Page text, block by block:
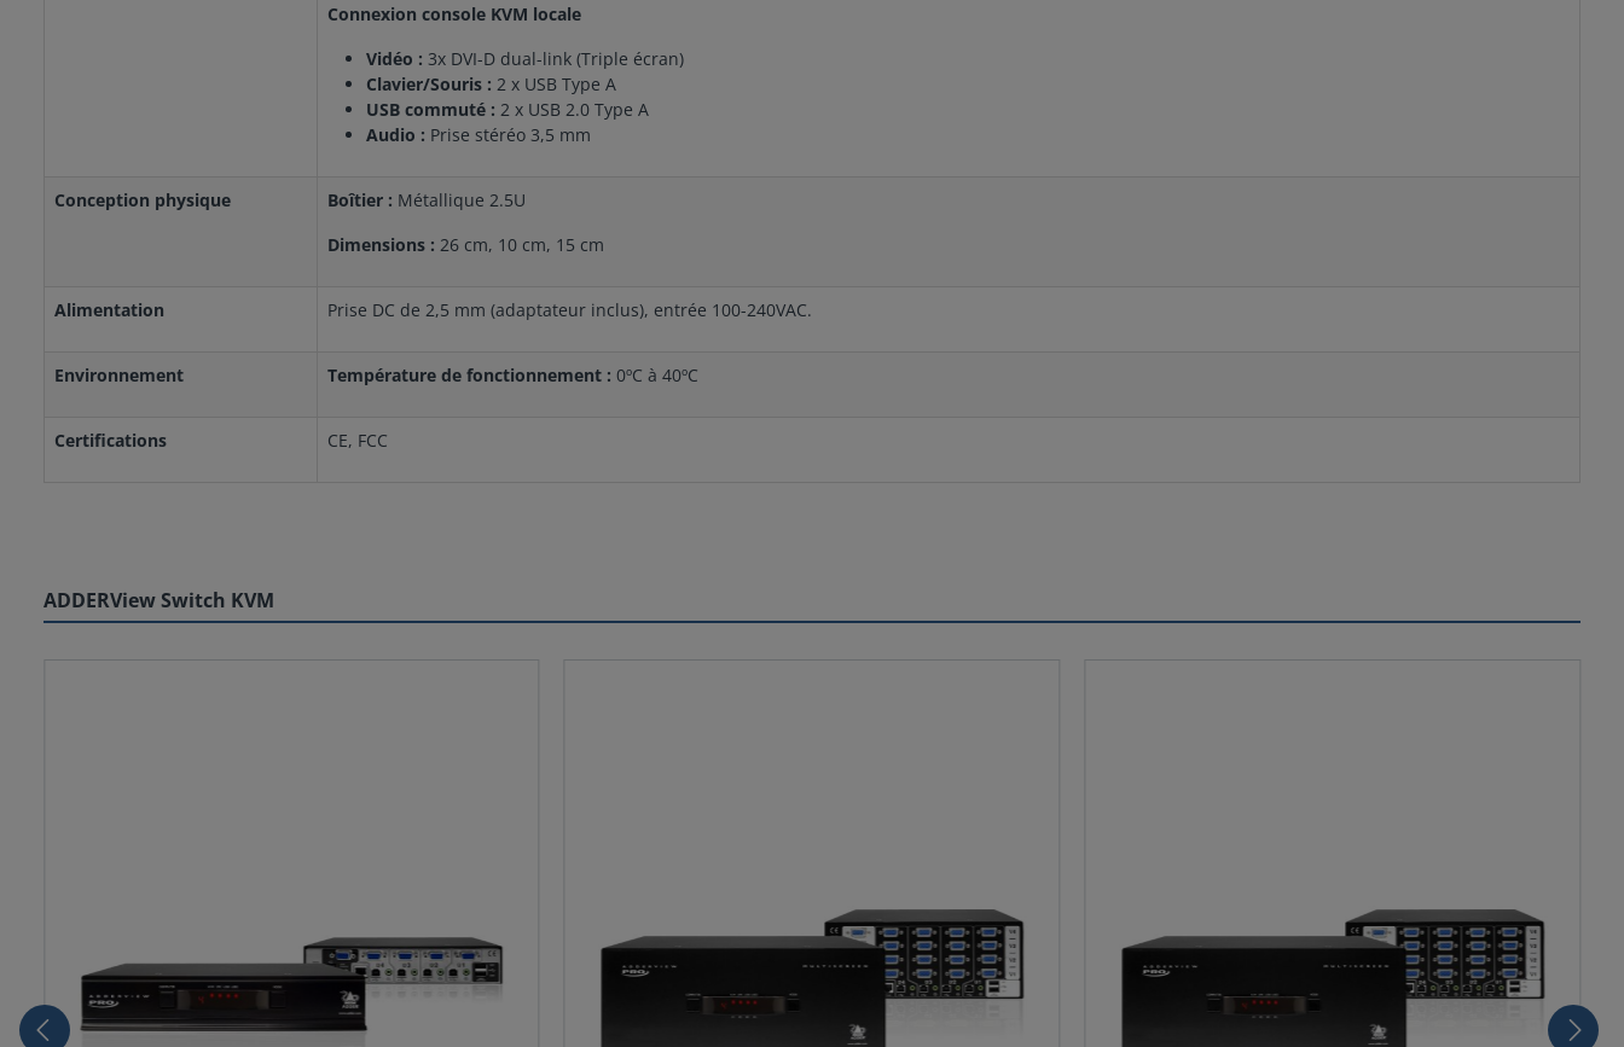
Connexion console KVM locale
Vidéo : 3x DVI-D dual-link (Triple écran)
Clavier/Souris : 2 x USB Type A
USB commuté : 2 x USB 2.0 Type A
Audio : Prise stéréo 3,5 mm
Conception physique Boîtier : Métallique 2.5U
Dimensions : 26 cm, 10 cm, 15 cm
Alimentation Prise DC de 2,5 mm (adaptateur inclus), entrée 100-240VAC.
Environnement Température de fonctionnement : 0ºC à 40ºC
Certifications CE, FCC
ADDERView Switch KVM